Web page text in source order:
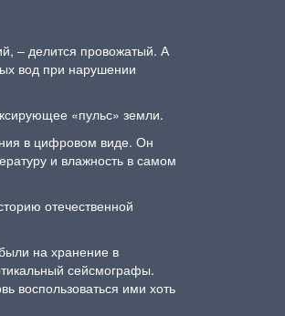
– делится провожатый. А
вод при нарушении
«пульс» земли.
в цифровом виде. Он
и влажность в самом
отечественной
на хранение в
сейсмографы.
воспользоваться ими хоть